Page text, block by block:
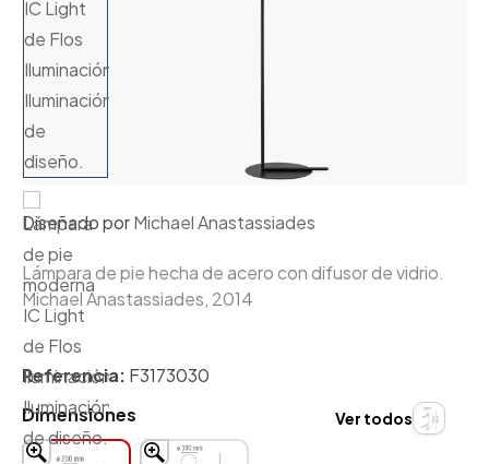
Diseñado porMichael Anastassiades
Lámpara de pie hecha de acero con difusor de vidrio.
Michael Anastassiades, 2014
Referencia: F3173030
Dimensiones
Ver todos